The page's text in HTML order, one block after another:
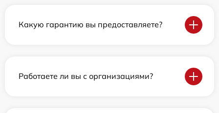
Какую гарантию вы предоставляете?
Работаете ли вы с организациями?